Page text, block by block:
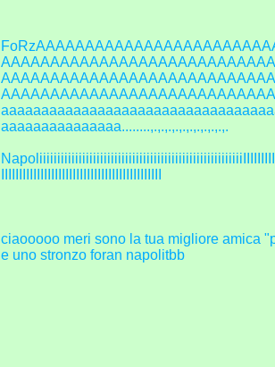
aaaaaaaaaaaaaaa........,.,.,.,.,.,.,.,.,.,.,.
ciaooooo meri sono la tua migliore amica
e uno stronzo foran napolitbb